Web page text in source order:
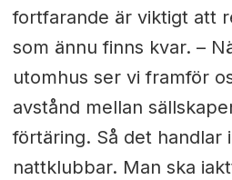
fortfarande är viktigt att
som ännu finns kvar. –
utomhus ser vi framför
avstånd mellan
förtäring. Så det handlar
nattklubbar. Man ska